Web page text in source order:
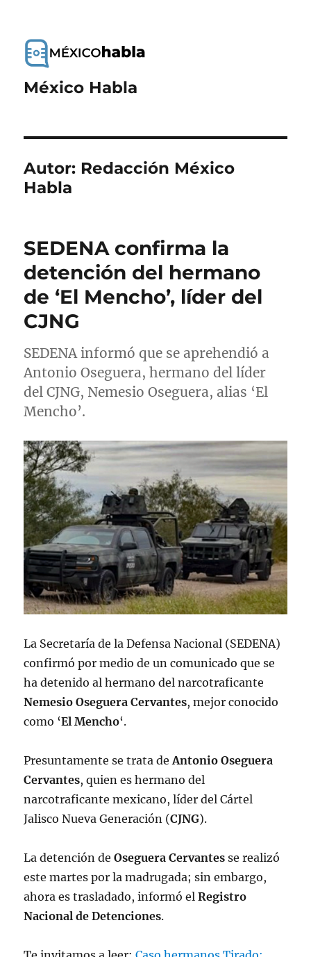
México Habla
Autor: Redacción México
Habla
SEDENA confirma la
detención del hermano
de ‘El Mencho’, líder del
CJNG
SEDENA informó que se aprehendió a
Antonio Oseguera, hermano del líder
del CJNG, Nemesio Oseguera, alias ‘El
Mencho’.
La Secretaría de la Defensa Nacional (SEDENA)
confirmó por medio de un comunicado que se
ha detenido al hermano del narcotraficante
Nemesio Oseguera Cervantes, mejor conocido
como ‘El Mencho‘.
Presuntamente se trata deAntonio Oseguera
Cervantes, quien es hermano del
narcotraficante mexicano, líder del Cártel
Jalisco Nueva Generación (CJNG).
La detención deOseguera Cervantes se realizó
este martes por la madrugada; sin embargo,
ahora es trasladado, informó elRegistro
Nacional de Detenciones.